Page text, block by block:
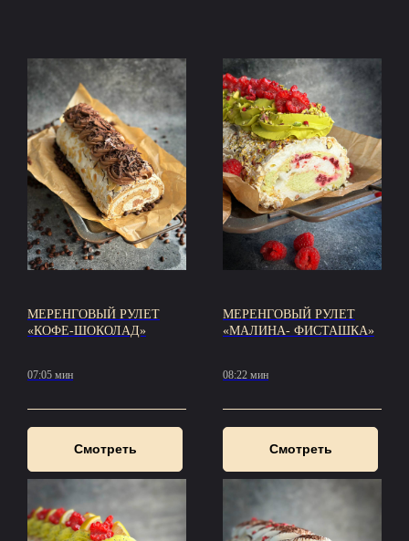
МЕРЕНГОВЫЙ РУЛЕТ
«КОФЕ-ШОКОЛАД»
07:05 мин
Смотреть
МЕРЕНГОВЫЙ РУЛЕТ
«МАЛИНА- ФИСТАШКА»
08:22 мин
Смотреть